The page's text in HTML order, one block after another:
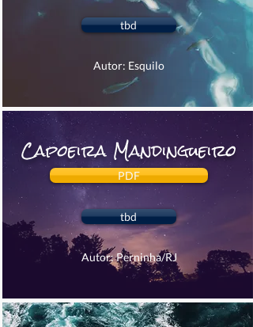
tbd
Autor: Esquilo
Capoeira Mandingueiro
PDF
tbd
Autor: Perninha/RJ